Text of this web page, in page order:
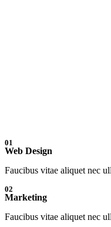
01
Web Design
Faucibus vitae aliquet nec
02
Marketing
Faucibus vitae aliquet nec